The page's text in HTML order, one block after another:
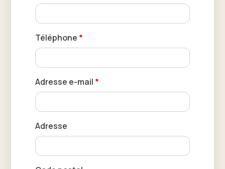
Téléphone *
Adresse e-mail *
Adresse